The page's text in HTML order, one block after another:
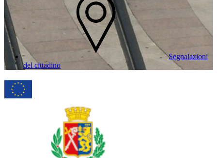
Segnalazioni
del cittadino